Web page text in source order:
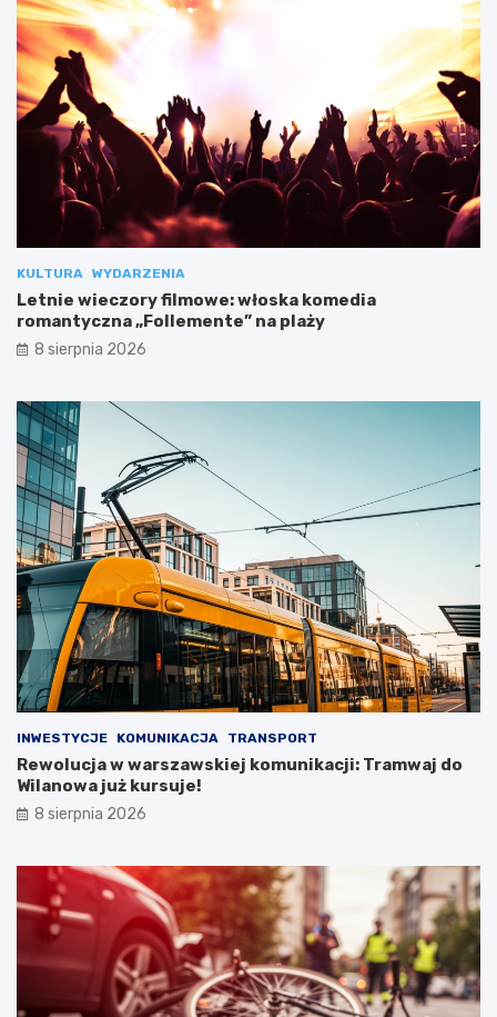
KULTURA WYDARZENIA
Letnie wieczory filmowe: włoska komedia
romantyczna „Follemente” na plaży
8 sierpnia 2026
INWESTYCJE KOMUNIKACJA TRANSPORT
Rewolucja w warszawskiej komunikacji: Tramwaj do
Wilanowa już kursuje!
8 sierpnia 2026